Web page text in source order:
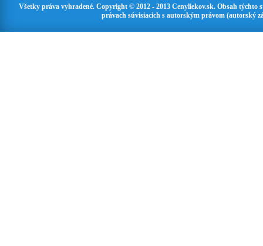
Všetky práva vyhradené. Copyright © 2012 - 2013 Cenyliekov.sk. Obsah
právach súvisiacich s autorským právom (autorský